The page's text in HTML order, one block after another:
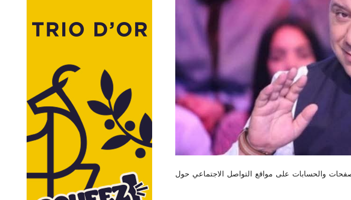
والحسابات على مواقع التواصل الاجتماعي حول